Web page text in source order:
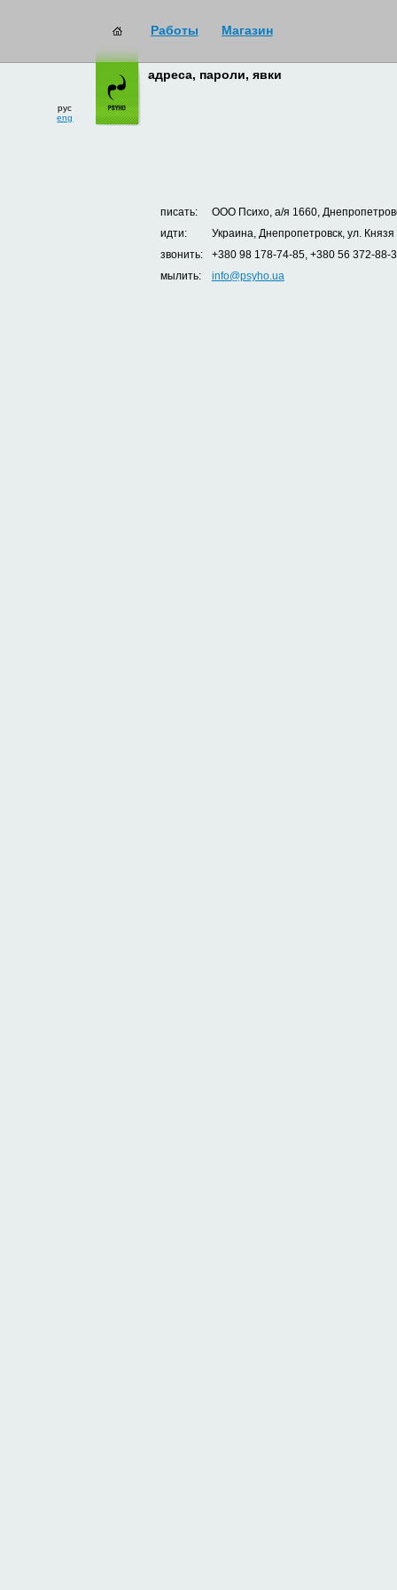
eng
адреса, пароли, явки
писать:
ООО Психо, а/я 1660,
идти:
Украина, Днепропетровск, ул.
звонить:
+380 98 178-74-85, +380 56 372-88-
мылить:
info@psyho.ua